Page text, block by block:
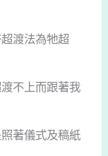
渡法為牠超
不上而跟著我
著儀式及稿紙